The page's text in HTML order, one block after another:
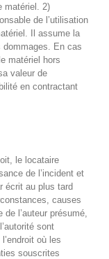
matériel. 2)
de l’utilisation
Il assume la
dommages. En cas
matériel hors
valeur de
en contractant
le locataire
de l’incident et
écrit au plus tard
causes
l’auteur présumé,
sont
où les
souscrites